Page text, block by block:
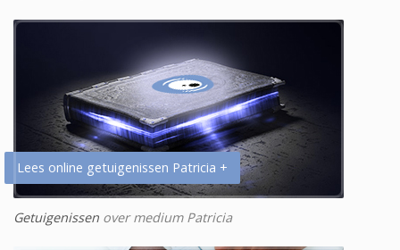
Lees online getuigenissen Patricia +
Getuigenissen over medium Patricia